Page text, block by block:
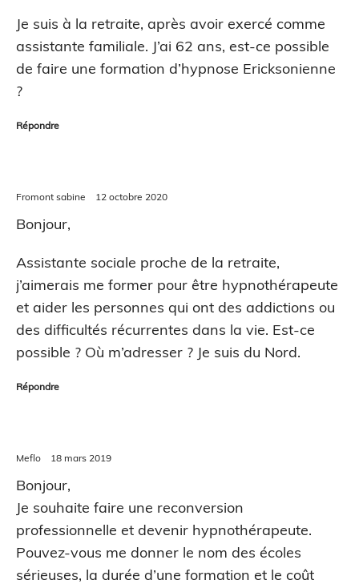
Je suis à la retraite, après avoir exercé comme
assistante familiale. J’ai 62 ans, est-ce possible
de faire une formation d’hypnose Ericksonienne
?
Répondre
Fromont sabine 12 octobre 2020
Bonjour,
Assistante sociale proche de la retraite,
j’aimerais me former pour être hypnothérapeute
et aider les personnes qui ont des addictions ou
des difficultés récurrentes dans la vie. Est-ce
possible ? Où m’adresser ? Je suis du Nord.
Répondre
Meflo 18 mars 2019
Bonjour,
Je souhaite faire une reconversion
professionnelle et devenir hypnothérapeute.
Pouvez-vous me donner le nom des écoles
sérieuses, la durée d’une formation et le coût